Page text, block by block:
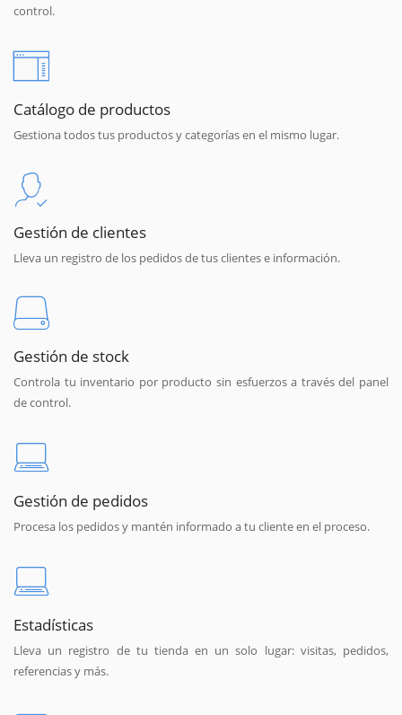
control.
Catálogo de productos
Gestiona todos tus productos y categorías en el mismo lugar.
Gestión de clientes
Lleva un registro de los pedidos de tus clientes e información.
Gestión de stock
Controla tu inventario por producto sin esfuerzos a través del panel
de control.
Gestión de pedidos
Procesa los pedidos y mantén informado a tu cliente en el proceso.
Estadísticas
Lleva un registro de tu tienda en un solo lugar: visitas, pedidos,
referencias y más.